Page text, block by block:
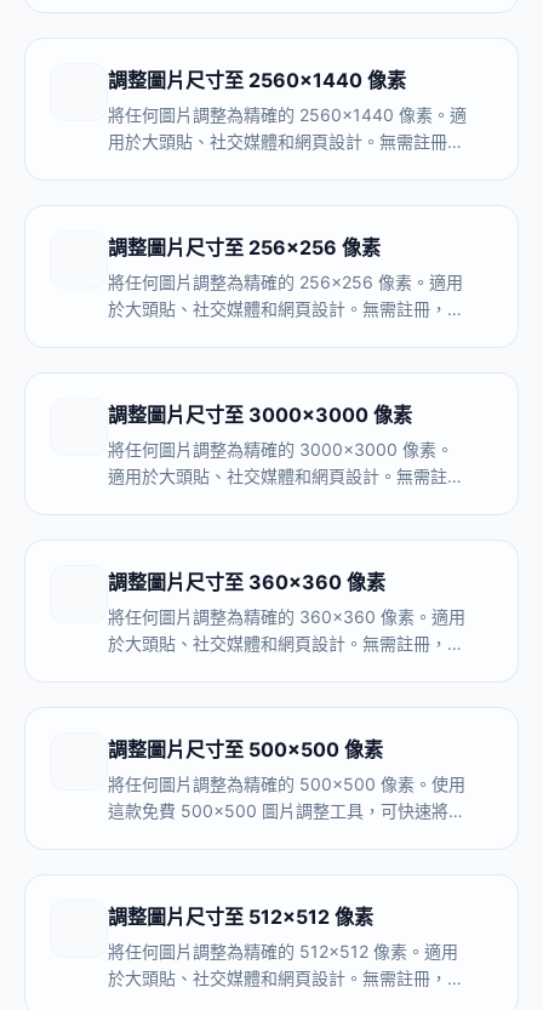
調整圖片尺寸至 2560×1440 像素
將任何圖片調整為精確的 2560×1440 像素。適
用於大頭貼、社交媒體和網頁設計。無需註冊，
調整圖片尺寸至 256×256 像素
將任何圖片調整為精確的 256×256 像素。適用
於大頭貼、社交媒體和網頁設計。無需註冊，完
調整圖片尺寸至 3000×3000 像素
將任何圖片調整為精確的 3000×3000 像素。
適用於大頭貼、社交媒體和網頁設計。無需註
調整圖片尺寸至 360×360 像素
將任何圖片調整為精確的 360×360 像素。適用
於大頭貼、社交媒體和網頁設計。無需註冊，完
調整圖片尺寸至 500×500 像素
將任何圖片調整為精確的 500×500 像素。使用
這款免費 500x500 圖片調整工具，可快速將圖
調整圖片尺寸至 512×512 像素
將任何圖片調整為精確的 512×512 像素。適用
於大頭貼、社交媒體和網頁設計。無需註冊，完